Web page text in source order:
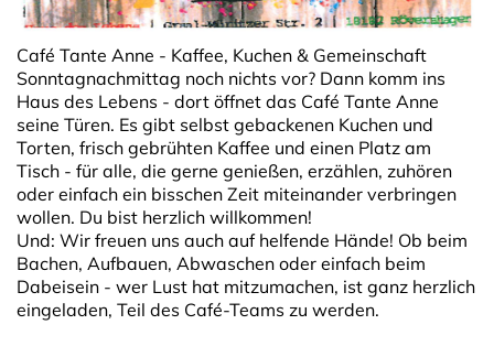
Café Tante Anne - Kaffee, Kuchen & Gemeinschaft
Sonntagnachmittag noch nichts vor? Dann komm ins
Haus des Lebens - dort öffnet das Café Tante Anne
seine Türen. Es gibt selbst gebackenen Kuchen und
Torten, frisch gebrühten Kaffee und einen Platz am
Tisch - für alle, die gerne genießen, erzählen, zuhören
oder einfach ein bisschen Zeit miteinander verbringen
wollen. Du bist herzlich willkommen!
Und: Wir freuen uns auch auf helfende Hände! Ob beim
Bachen, Aufbauen, Abwaschen oder einfach beim
Dabeisein - wer Lust hat mitzumachen, ist ganz herzlich
eingeladen, Teil des Café-Teams zu werden.